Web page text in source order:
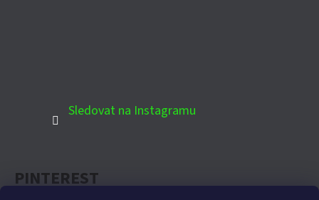
Sledovat na Instagramu
PINTEREST